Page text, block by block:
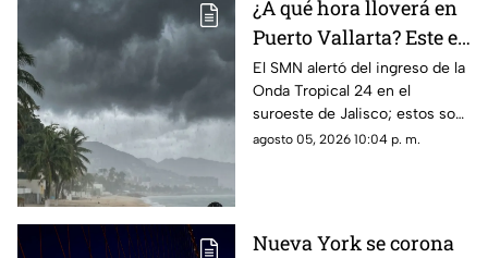
¿A qué hora lloverá en
Puerto Vallarta? Este es
el pronóstico del clima
para este 6 de agosto
El SMN alertó del ingreso de la
Onda Tropical 24 en el
suroeste de Jalisco; estos son
los cambios en el clima
agosto 05, 2026 10:04 p. m.
Nueva York se corona